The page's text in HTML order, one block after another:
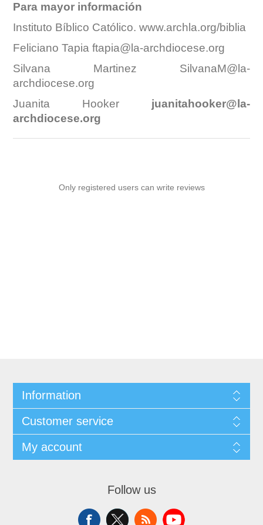
Para mayor información
Instituto Bíblico Católico.www.archla.org/biblia
Feliciano Tapiaftapia@la-archdiocese.org
Silvana Martinez SilvanaM@la-
archdiocese.org
Juanita Hooker
juanitahooker@la-
archdiocese.org
Only registered users can write reviews
Information
Customer service
My account
Follow us